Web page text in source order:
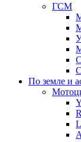
ГСМ
По земле и